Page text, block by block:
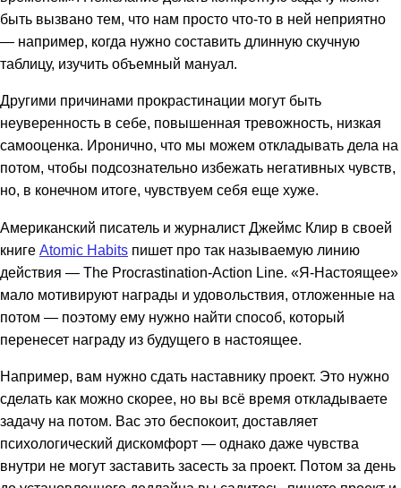
быть вызвано тем, что нам просто что-то в ней неприятно
— например, когда нужно составить длинную скучную
таблицу, изучить объемный мануал.
Другими причинами прокрастинации могут быть
неуверенность в себе, повышенная тревожность, низкая
самооценка. Иронично, что мы можем откладывать дела на
потом, чтобы подсознательно избежать негативных чувств,
но, в конечном итоге, чувствуем себя еще хуже.
Американский писатель и журналист Джеймс Клир в своей
книге Atomic Habits пишет про так называемую линию
действия — The Procrastination-Action Line. «Я-Настоящее»
мало мотивируют награды и удовольствия, отложенные на
потом — поэтому ему нужно найти способ, который
перенесет награду из будущего в настоящее.
Например, вам нужно сдать наставнику проект. Это нужно
сделать как можно скорее, но вы всё время откладываете
задачу на потом. Вас это беспокоит, доставляет
психологический дискомфорт — однако даже чувства
внутри не могут заставить засесть за проект. Потом за день